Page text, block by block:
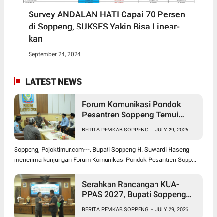
Survey ANDALAN HATI Capai 70 Persen
di Soppeng, SUKSES Yakin Bisa Linear-
kan
September 24, 2024
LATEST NEWS
Forum Komunikasi Pondok
Pesantren Soppeng Temui
BERITA PEMKAB SOPPENG - JULY 29, 2026
Soppeng, Pojoktimur.com---. Bupati Soppeng H. Suwardi Haseng
menerima kunjungan Forum Komunikasi Pondok Pesantren Sopp...
Serahkan Rancangan KUA-
PPAS 2027, Bupati Soppeng
BERITA PEMKAB SOPPENG - JULY 29, 2026